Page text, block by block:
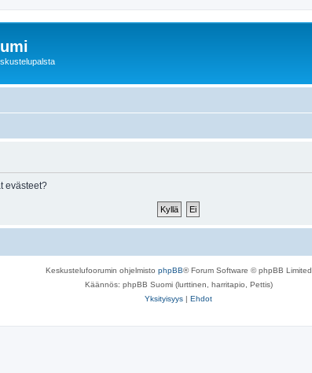
evästeet?
Keskustelufoorumin ohjelmisto phpBB® Forum Software © phpBB Limited
Käännös: phpBB Suomi (lurttinen, harritapio, Pettis)
Yksityisyys | Ehdot